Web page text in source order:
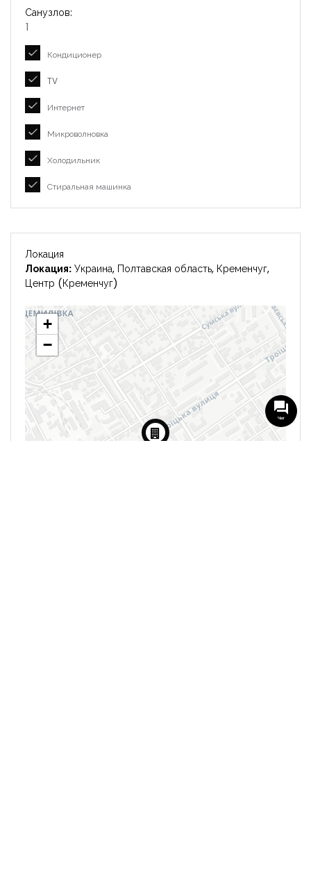
Санузлов:
1
Кондиционер
TV
Интернет
Микроволновка
Холодильник
Стиральная машинка
Локация
Локация: Украина, Полтавская область, Кременчуг,
Центр (Кременчуг)
+
−
Чат